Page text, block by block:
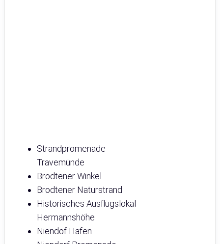
Strandpromenade
Travemünde
Brodtener Winkel
Brodtener Naturstrand
Historisches Ausflugslokal
Hermannshöhe
Niendof Hafen